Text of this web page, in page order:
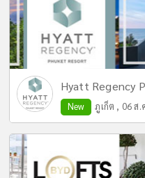
Hyatt Regency
New ภูเก็ต , 06 ส.